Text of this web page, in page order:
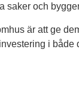
saker och
är att ge
i både